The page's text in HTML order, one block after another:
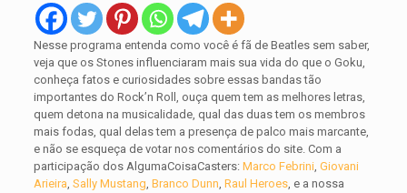
Nesse programa entenda como você é fã de Beatles sem saber,
veja que os Stones influenciaram mais sua vida do que o Goku,
conheça fatos e curiosidades sobre essas bandas tão
importantes do Rock’n Roll, ouça quem tem as melhores letras,
quem detona na musicalidade, qual das duas tem os membros
mais fodas, qual delas tem a presença de palco mais marcante,
e não se esqueça de votar nos comentários do site. Com a
participação dos AlgumaCoisaCasters:Marco Febrini,Giovani
Arieira,Sally Mustang,Branco Dunn,Raul Heroes, e a nossa